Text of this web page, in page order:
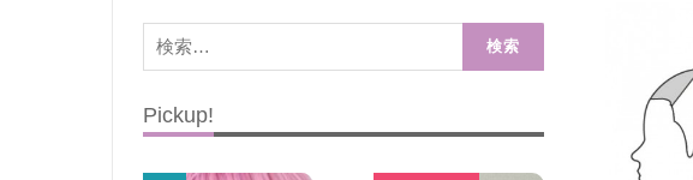
索:
Pickup!